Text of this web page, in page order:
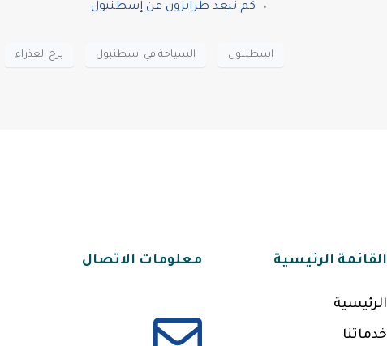
كم تبعد طرابزون عن إسطنبول
اسطنبول السياحة في اسطنبول برج العذراء
القائمة الرئيسية
الرئيسية
خدماتنا
معلومات الاتصال